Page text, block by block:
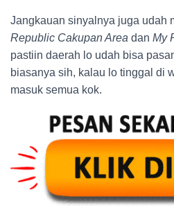
Jangkauan sinyalnya juga udah
Republic Cakupan Area dan My
pastiin daerah lo udah bisa
biasanya sih, kalau lo tinggal di
masuk semua kok.